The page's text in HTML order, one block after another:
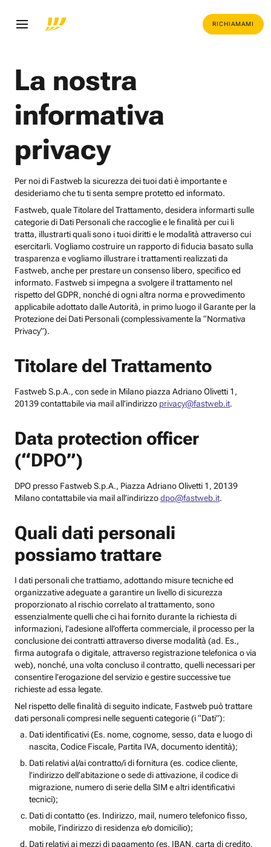
RICHIAMAMI
La nostra
informativa
privacy
Per noi di Fastweb la sicurezza dei tuoi dati è importante e
desideriamo che tu ti senta sempre protetto ed informato.
Fastweb, quale Titolare del Trattamento, desidera informarti sulle
categorie di Dati Personali che raccoglie e le finalità per cui li
tratta, illustrarti quali sono i tuoi diritti e le modalità attraverso cui
esercitarli. Vogliamo costruire un rapporto di fiducia basato sulla
trasparenza e vogliamo illustrare i trattamenti realizzati da
Fastweb, anche per prestare un consenso libero, specifico ed
informato. Fastweb si impegna a svolgere il trattamento nel
rispetto del GDPR, nonché di ogni altra norma e provvedimento
applicabile adottato dalle Autorità, in primo luogo il Garante per la
Protezione dei Dati Personali (complessivamente la “Normativa
Privacy”).
Titolare del Trattamento
Fastweb S.p.A., con sede in Milano piazza Adriano Olivetti 1,
20139 contattabile via mail all’indirizzo privacy@fastweb.it.
Data protection officer
(“DPO”)
DPO presso Fastweb S.p.A., Piazza Adriano Olivetti 1, 20139
Milano contattabile via mail all’indirizzodpo@fastweb.it.
Quali dati personali
possiamo trattare
I dati personali che trattiamo, adottando misure tecniche ed
organizzative adeguate a garantire un livello di sicurezza
proporzionato al rischio correlato al trattamento, sono
essenzialmente quelli che ci hai fornito durante la richiesta di
informazioni, l’adesione all’offerta commerciale, il processo per la
conclusione dei contratti attraverso diverse modalità (ad. Es.,
firma autografa o digitale, attraverso registrazione telefonica o via
web), nonché, una volta concluso il contratto, quelli necessari per
consentire l’erogazione del servizio e gestire successive tue
richieste ad essa legate.
Nel rispetto delle finalità di seguito indicate, Fastweb può trattare
dati personali compresi nelle seguenti categorie (i “Dati”):
Dati identificativi (Es. nome, cognome, sesso, data e luogo di
nascita, Codice Fiscale, Partita IVA, documento identità);
Dati relativi al/ai contratto/i di fornitura (es. codice cliente,
l’indirizzo dell’abitazione o sede di attivazione, il codice di
migrazione, numero di serie della SIM e altri identificativi
tecnici);
Dati di contatto (es. Indirizzo, mail, numero telefonico fisso,
mobile, l’indirizzo di residenza e/o domicilio);
Dati relativi ai mezzi di pagamento (es. IBAN, carta di credito,